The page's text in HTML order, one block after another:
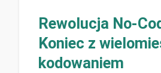
Rewolucja No-
Koniec z
kodowaniem